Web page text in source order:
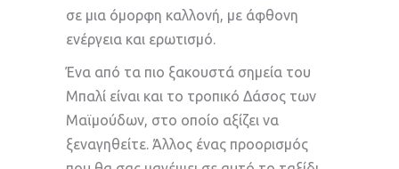
σε μια όμορφη καλλονή, με άφθονη
ενέργεια και ερωτισμό.
Ένα από τα πιο ξακουστά σημεία του
Μπαλί είναι και το τροπικό Δάσος των
Μαϊμούδων, στο οποίο αξίζει να
ξεναγηθείτε. Άλλος ένας προορισμός